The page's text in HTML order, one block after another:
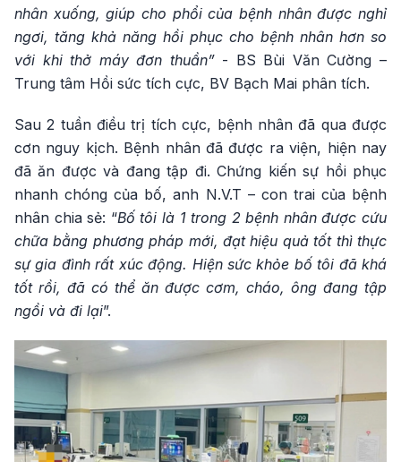
nhân xuống, giúp cho phổi của bệnh nhân được nghỉ
ngơi, tăng khả năng hồi phục cho bệnh nhân hơn so
với khi thở máy đơn thuần”- BS Bùi Văn Cường –
Trung tâm Hồi sức tích cực, BV Bạch Mai phân tích.
Sau 2 tuần điều trị tích cực, bệnh nhân đã qua được
cơn nguy kịch. Bệnh nhân đã được ra viện, hiện nay
đã ăn được và đang tập đi. Chứng kiến sự hồi phục
nhanh chóng của bố, anh N.V.T – con trai của bệnh
nhân chia sẻ: “Bố tôi là 1 trong 2 bệnh nhân được cứu
chữa bằng phương pháp mới, đạt hiệu quả tốt thì thực
sự gia đình rất xúc động. Hiện sức khỏe bố tôi đã khá
tốt rồi, đã có thể ăn được cơm, cháo, ông đang tập
ngồi và đi lại”.